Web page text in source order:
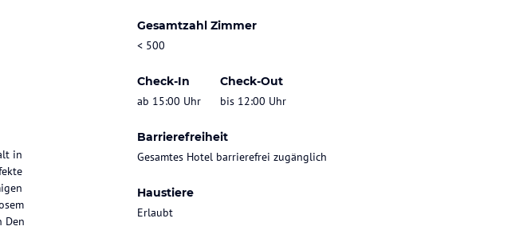
Gesamtzahl Zimmer
< 500
Check-In
ab 15:00 Uhr
Check-Out
bis 12:00 Uhr
Barrierefreiheit
Gesamtes Hotel barrierefrei zugänglich
Haustiere
Erlaubt
in
Den